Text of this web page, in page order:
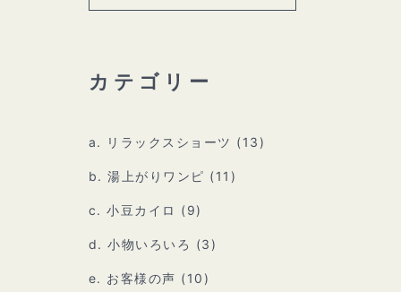
カテゴリー
a. リラックスショーツ (13)
b. 湯上がりワンピ (11)
c. 小豆カイロ (9)
d. 小物いろいろ (3)
e. お客様の声 (10)